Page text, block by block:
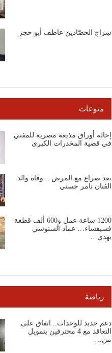
سِراج الحصّادين عاطف أبو حجر
منوعات
إحالة أوراق مذيعة مصرية للمفتي
في قضية المخدرات الكبرى
بعد صراع مع المرض .. وفاة والد
الفنان تامر حسني
1200 ساعة عمل و600 ألف قطعة
فسيفساء… عماد السنوسي
يهدي…
رياضة
دعم جديد للوحدات.. اتفاق على
التعاقد مع 4 محترفين بتمويل
من…